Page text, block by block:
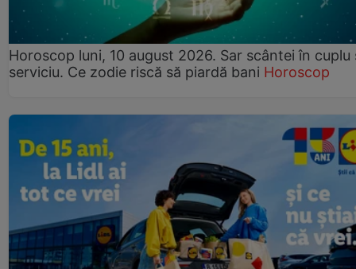
Horoscop luni, 10 august 2026. Sar scântei în cuplu
serviciu. Ce zodie riscă să piardă bani Horoscop